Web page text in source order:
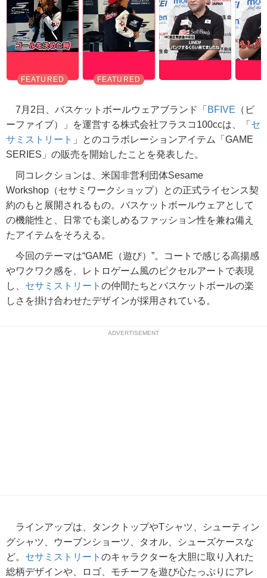
7月2日、バスケットボールウェアブランド「 BFIVE （ビ
ーファイブ）」を運営する株式会社フラスコ100ccは、「 セ
サミストリート 」とのコラボレーションアイテム「GAME
SERIES」の販売を開始したことを発表した。
同コレクションは、米国非営利団体Sesame
Workshop（セサミワークショップ）との正式ライセンス契
約のもと展開されるもの。バスケットボールウェアとして
の機能性と、日常でも楽しめるファッション性を兼ね備え
たアイテムをそろえる。
今回のテーマは“GAME（遊び）”。コートで感じる高揚感
やワクワク感を、レトロゲーム風のピクセルアートで表現
し、 セサミストリート の仲間たちとバスケットボールの楽
しさを掛け合わせたデザインが採用されている。
ADVERTISEMENT
ラインアップは、タンクトップやTシャツ、シューティン
グシャツ、ウーブンショーツ、タオル、シューズケースな
ど。 セサミストリート のキャラクターを大胆に取り入れた
総柄デザインや、ロゴ、モチーフを遊び心たっぷりにアレ